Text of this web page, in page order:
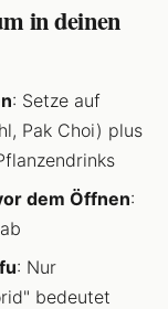
in deinen
: Setze auf
Pak Choi) plus
dem Öffnen:
: Nur
bedeutet